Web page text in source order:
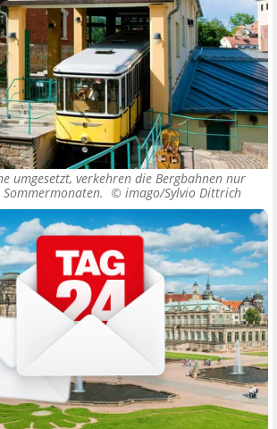
umgesetzt, verkehren die Bergbahnen nur
Sommermonaten. © imago/Sylvio Dittrich